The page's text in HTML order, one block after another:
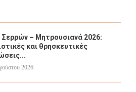
– Μητρουσιανά 2026:
και θρησκευτικές
2026